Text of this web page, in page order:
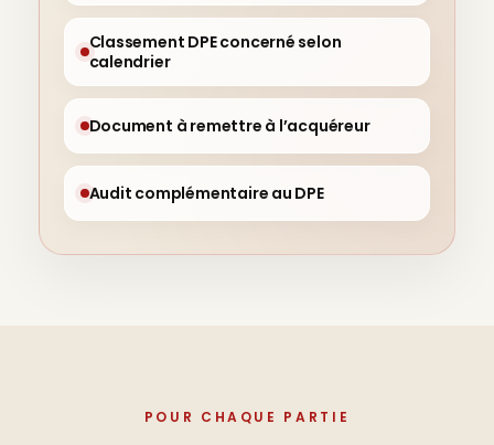
Classement DPE concerné selon
calendrier
Document à remettre à l’acquéreur
Audit complémentaire au DPE
POUR CHAQUE PARTIE